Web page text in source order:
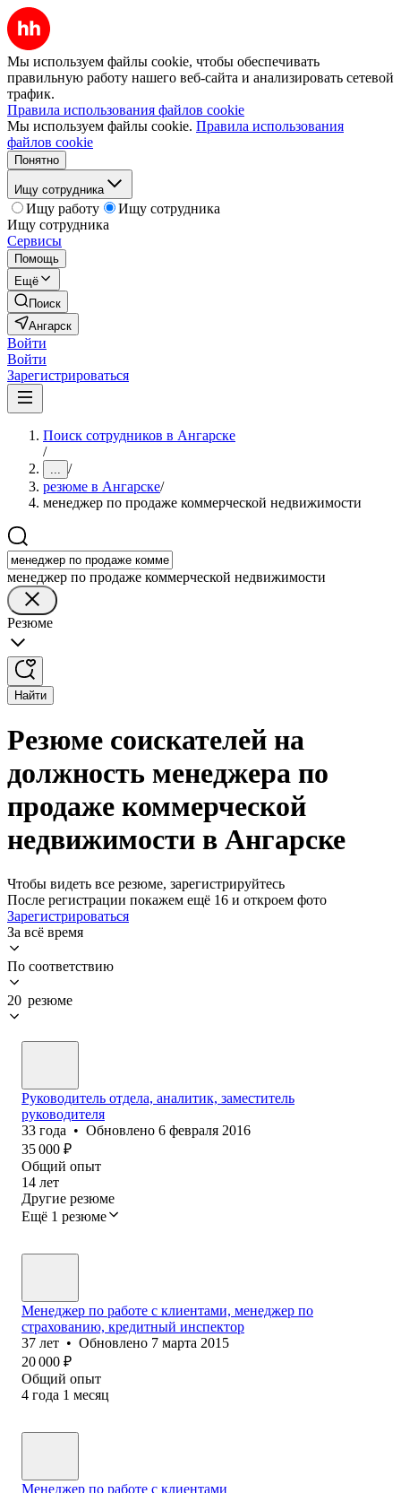
Мы используем файлы cookie, чтобы обеспечивать
правильную работу нашего веб-сайта и анализировать сетевой
трафик.
Правила использования файлов cookie
Мы используем файлы cookie. Правила использования
файлов cookie
Понятно
Ищу сотрудника
Ищу работу
Ищу сотрудника
Ищу сотрудника
Сервисы
Помощь
Ещё
Поиск
Ангарск
Войти
Войти
Зарегистрироваться
Поиск сотрудников в Ангарске
/
... /
резюме в Ангарске/
менеджер по продаже коммерческой недвижимости
менеджер по продаже коммерческой недвижимости
Резюме
Найти
Резюме соискателей на
должность менеджера по
продаже коммерческой
недвижимости в Ангарске
Чтобы видеть все резюме, зарегистрируйтесь
После регистрации покажем ещё 16 и откроем фото
Зарегистрироваться
За всё время
По соответствию
20 резюме
Руководитель отдела, аналитик, заместитель
руководителя
33 года • Обновлено 6 февраля 2016
35 000 ₽
Общий опыт
14 лет
Другие резюме
Ещё 1 резюме
Менеджер по работе с клиентами, менеджер по
страхованию, кредитный инспектор
37 лет • Обновлено 7 марта 2015
20 000 ₽
Общий опыт
4 года 1 месяц
Менеджер по работе с клиентами